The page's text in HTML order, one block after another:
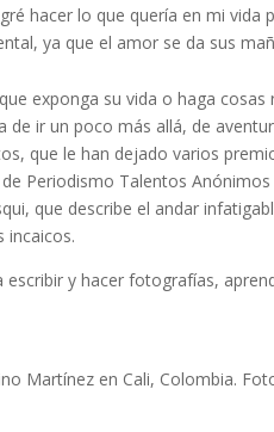
hacer lo que quería en mi vida
ya que el amor se da sus
exponga su vida o haga cosas
ir un poco más allá, de
que le han dejado varios
Periodismo Talentos
que describe el andar
incaicos.
y hacer fotografías,
Martínez en Cali, Colombia.